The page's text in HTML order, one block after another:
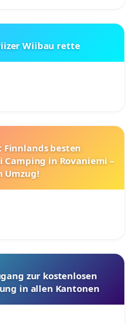
Wiibau rette
Finnlands besten
Camping in Rovaniemi –
Umzug!
zur kostenlosen
in allen Kantonen